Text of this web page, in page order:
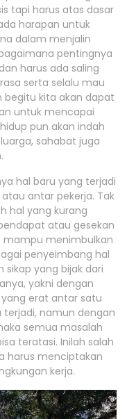
tapi harus atas dasar
harapan untuk
dalam menjalin
pentingnya
harus ada saling
serta selalu mau
begitu kita akan dapat
untuk mencapai
pun akan indah
sahabat juga
hal baru yang terjadi
antar pekerja. Tak
hal yang kurang
atau gesekan
mampu menimbulkan
penyeimbang hal
yang bijak dari
yakni dengan
erat antar satu
terjadi, namun dengan
semua masalah
teratasi. Inilah salah
harus menciptakan
kerja.